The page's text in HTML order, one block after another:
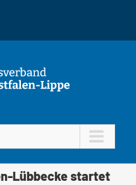
Lübbecke startet